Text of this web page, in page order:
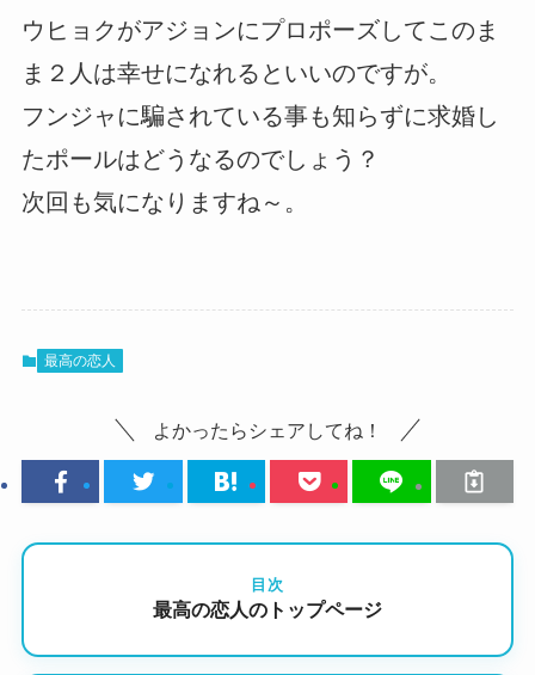
ウヒョクがアジョンにプロポーズしてこのま
ま２人は幸せになれるといいのですが。
フンジャに騙されている事も知らずに求婚し
たポールはどうなるのでしょう？
次回も気になりますね～。
最高の恋人
よかったらシェアしてね！
目次
最高の恋人のトップページ